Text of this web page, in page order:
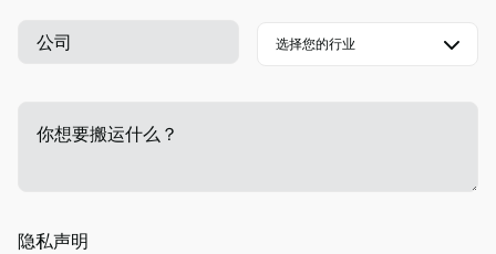
公司
你想要搬运什么？
隐私声明